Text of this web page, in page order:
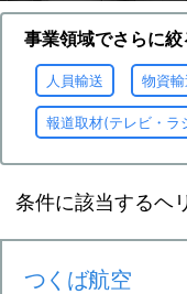
事業領域でさらに絞
人員輸送 物資輸
報道取材(テレビ・ラ
条件に該当するヘ
つくば航空